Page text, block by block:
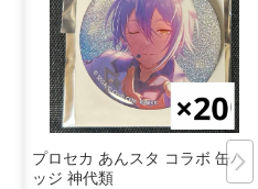
プロセカ あんスタ コラボ 缶バ
ッジ 神代類